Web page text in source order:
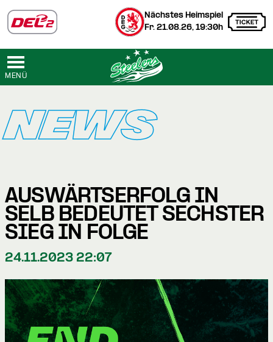
Nächstes Heimspiel
Fr. 21.08.26, 19:30h
MENÜ
NEWS
AUSWÄRTSERFOLG IN
SELB BEDEUTET SECHSTER
SIEG IN FOLGE
24.11.2023 22:07